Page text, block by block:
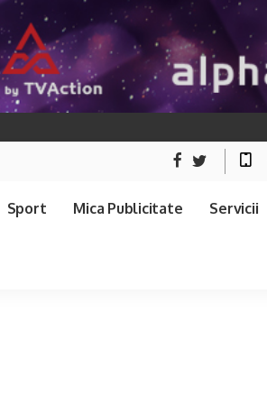
Sport Mica Publicitate Servicii